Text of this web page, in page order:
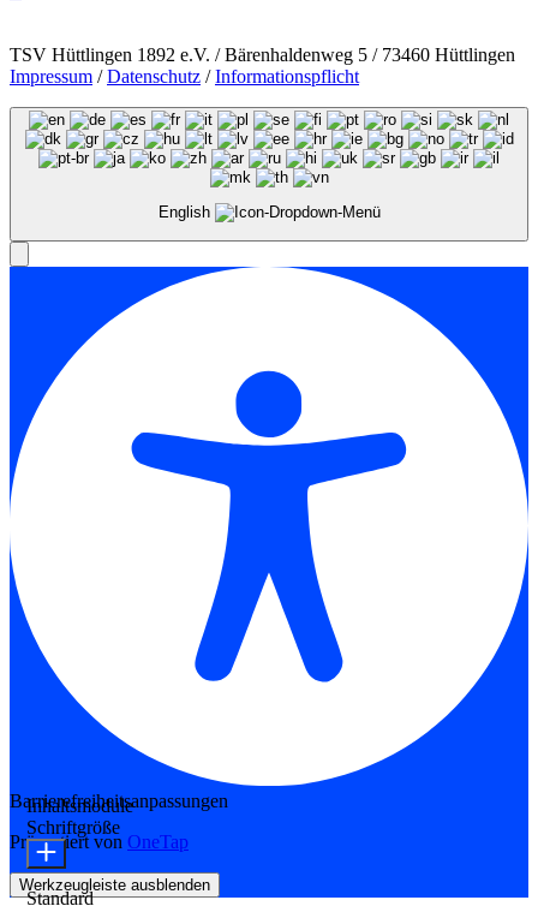
TSV Hüttlingen 1892 e.V. / Bärenhaldenweg 5 / 73460 Hüttlingen
Impressum /Datenschutz /Informationspflicht
English
Barrierefreiheitsanpassungen
Präsentiert von OneTap
Werkzeugleiste ausblenden
Inhaltsmodule
Schriftgröße
Standard